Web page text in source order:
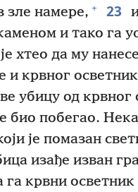
зле намере, + 23
и тако га
хтео да му
и крвног
убицу од крвног
био побегао.
је помазан
изађе изван
га крвни